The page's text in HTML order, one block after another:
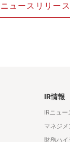
ニュースリリー
IR情報
IRニュー
マネジ
財務ハイ